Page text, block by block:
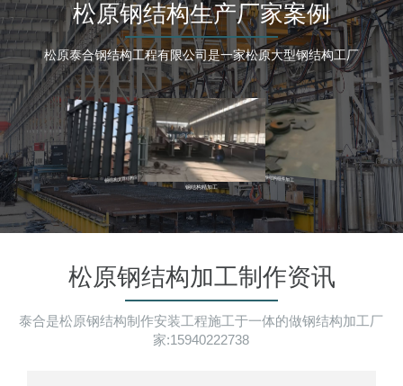
松原钢结构生产厂家案例
松原泰合钢结构工程有限公司是一家松原大型钢结构工厂
松原钢结构加工制作资讯
泰合是松原钢结构制作安装工程施工于一体的做钢结构加工厂
家:15940222738